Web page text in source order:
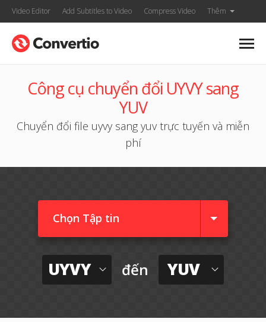
Video Editor Add Subtitles to Video Compress Video Thêm
Công cụ chuyển đổi UYVY sang
YUV
Chuyển đổi file uyvy sang yuv trực tuyến và miễn
phí
Chọn Tập tin
UYVY đến YUV